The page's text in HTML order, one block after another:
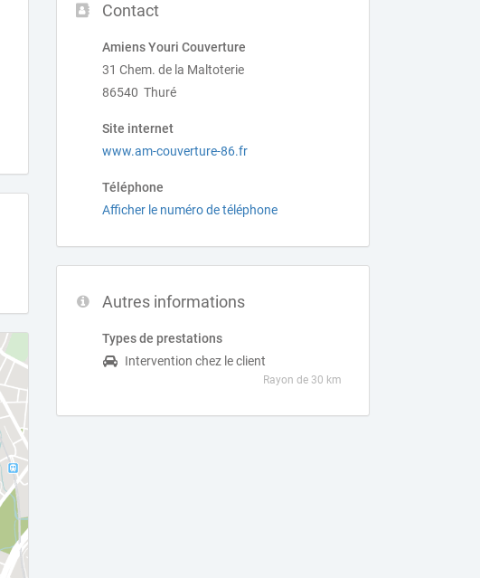
Contact
Amiens Youri Couverture
31 Chem. de la Maltoterie
86540 Thuré
Site internet
www.am-couverture-86.fr
Téléphone
Afficher le numéro de téléphone
Autres informations
Types de prestations
Intervention chez le client
Rayon de 30 km